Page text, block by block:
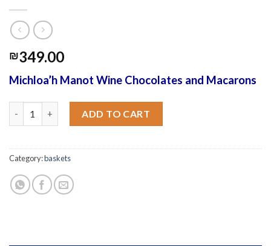
₪349.00
Michloa’h Manot Wine Chocolates and Macarons
ADD TO CART
Category:baskets